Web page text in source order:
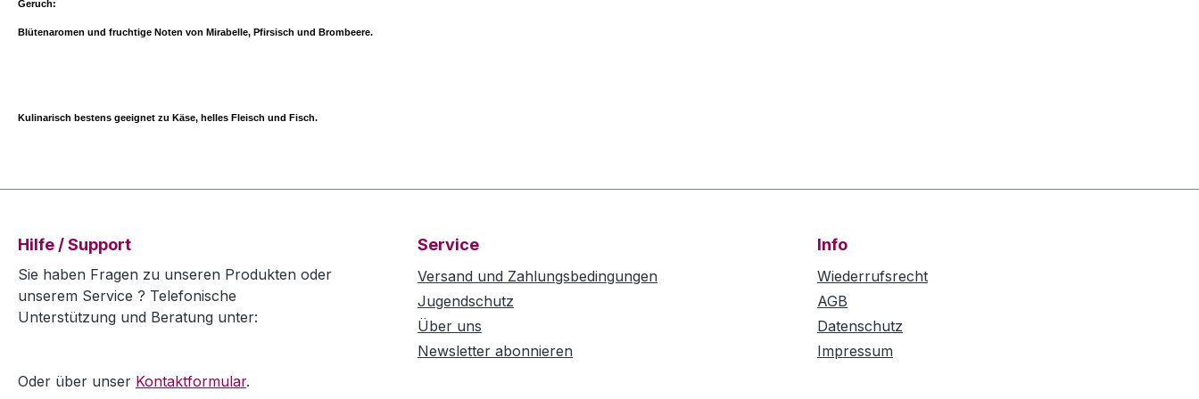
Geruch:
Blütenaromen und fruchtige Noten von Mirabelle, Pfirsisch und Brombeere.
Kulinarisch bestens geeignet zu Käse, helles Fleisch und Fisch.
Hilfe / Support
Sie haben Fragen zu unseren Produkten oder
unserem Service ? Telefonische
Unterstützung und Beratung unter:
Oder über unser Kontaktformular.
Service
Versand und Zahlungsbedingungen
Jugendschutz
Über uns
Newsletter abonnieren
Info
Wiederrufsrecht
AGB
Datenschutz
Impressum